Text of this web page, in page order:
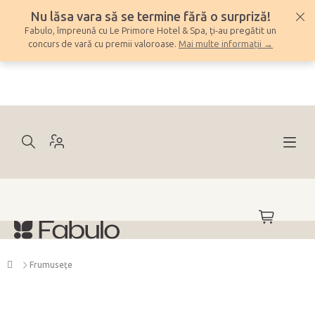
conținut
Nu lăsa vara să se termine fără o surpriză!
Fabulo, împreună cu Le Primore Hotel & Spa, ți-au pregătit un
concurs de vară cu premii valoroase. Mai multe informații →
COŞ
DE
AcasăFrumuseţe